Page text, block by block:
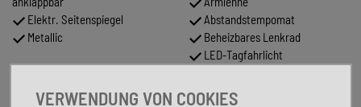
Elektr. Seitenspiegel
Metallic
Abstandstempomat
Beheizbares Lenkrad
LED-Tagfahrlicht
FAHRZEUGBESCHREIBUNG
VERWENDUNG VON COOKIES